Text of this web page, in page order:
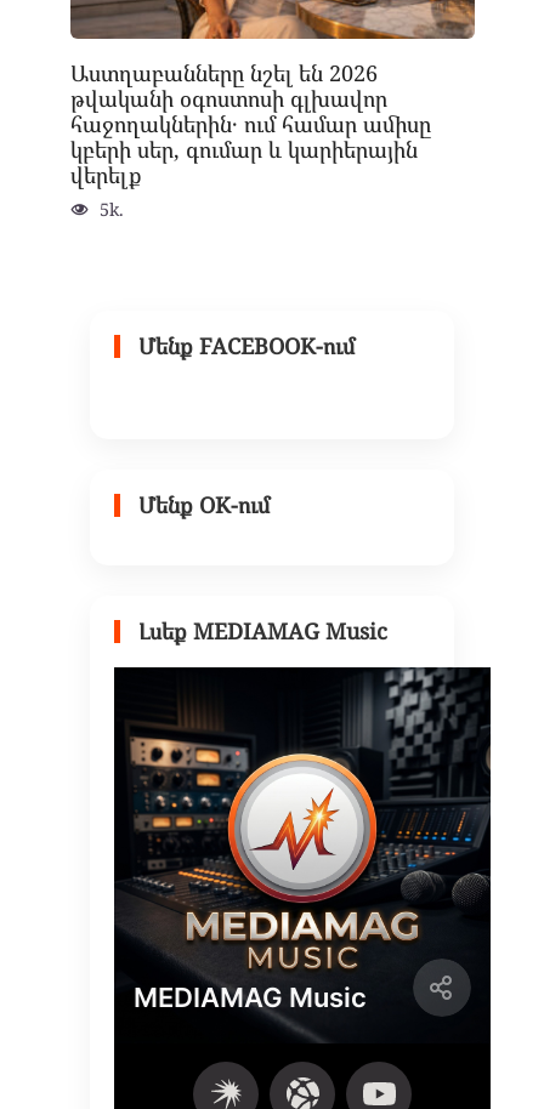
Աստղաբանները նշել են 2026
թվականի օգոստոսի գլխավոր
հաջողակներին․ ում համար ամիսը
կբերի սեր, գումար և կարիերային
վերելք
5k.
Մենք FACEBOOK-ում
Մենք OK-ում
Լսեք MEDIAMAG Music